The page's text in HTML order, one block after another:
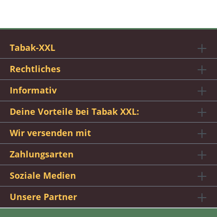
Tabak-XXL
Rechtliches
Informativ
Deine Vorteile bei Tabak XXL:
Wir versenden mit
Zahlungsarten
Soziale Medien
Unsere Partner